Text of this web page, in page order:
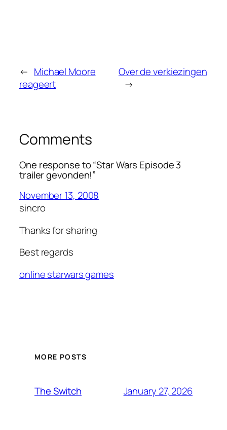
← Michael Moore
reageert
Over de verkiezingen
→
Comments
One response to “Star Wars Episode 3
trailer gevonden!”
November 13, 2008
sincro
Thanks for sharing
Best regards
online starwars games
MORE POSTS
The Switch January 27, 2026